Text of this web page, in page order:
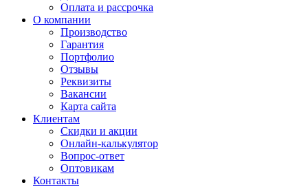
Оплата и рассрочка
О компании
Производство
Гарантия
Портфолио
Отзывы
Реквизиты
Вакансии
Карта сайта
Клиентам
Скидки и акции
Онлайн-калькулятор
Вопрос-ответ
Оптовикам
Контакты